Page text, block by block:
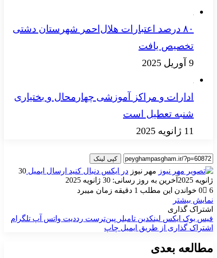
۸۰ درصد اعتبارات هلال‌احمر شهرستان دشتی
تخصیص یافت
9 آوریل 2025
ادارات و مراکز آموزشی چهارمحال‌ و بختیاری
شنبه تعطیل است
11 ژانویه 2025
کپی لینک
مهر نیوز در ایکس دنبال کنید ارسال ایمیل 30
ژانویه 2025
آخرین به روز رسانی: 30 ژانویه 2025
0
6
خواندن این مطلب 1 دقیقه زمان میبرد
نمایش بیشتر
اشتراک گذاری
فیس بوک ایکس لینکدین ‫تامبلر ‫پین‌ترست ‫رددیت واتس آپ تلگرام
اشتراک گذاری از طریق ایمیل چاپ
مطالعه بعدی